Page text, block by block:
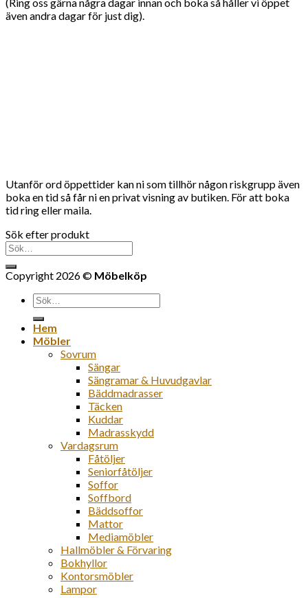
även andra dagar för just dig).
Utanför ord öppettider kan ni som tillhör någon riskgrupp även
boka en tid så får ni en privat visning av butiken. För att boka
tid ring eller maila.
Sök efter produkt
Sök
efter:
Copyright 2026 © Möbelköp
Sök
efter:
Hem
Möbler
Sovrum
Sängar
Sängramar & Huvudgavlar
Bäddmadrasser
Täcken
Kuddar
Madrasskydd
Vardagsrum
Fåtöljer
Seniorfåtöljer
Soffor
Soffbord
Bäddsoffor
Mattor
Mediamöbler
Hallmöbler & Förvaring
Bokhyllor
Kontorsmöbler
Lampor